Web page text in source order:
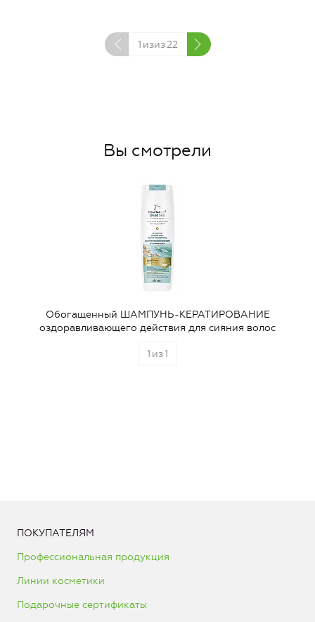
1 изиз22
Вы смотрели
Обогащенный ШАМПУНЬ-КЕРАТИРОВАНИЕ
оздоравливающего действия для сияния волос
1 из1
ПОКУПАТЕЛЯМ
Профессиональная продукция
Линии косметики
Подарочные сертификаты